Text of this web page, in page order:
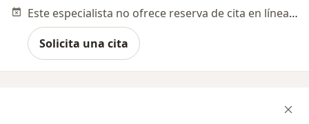
Este especialista no ofrece reserva de cita en línea en esta dirección.
Solicita una cita